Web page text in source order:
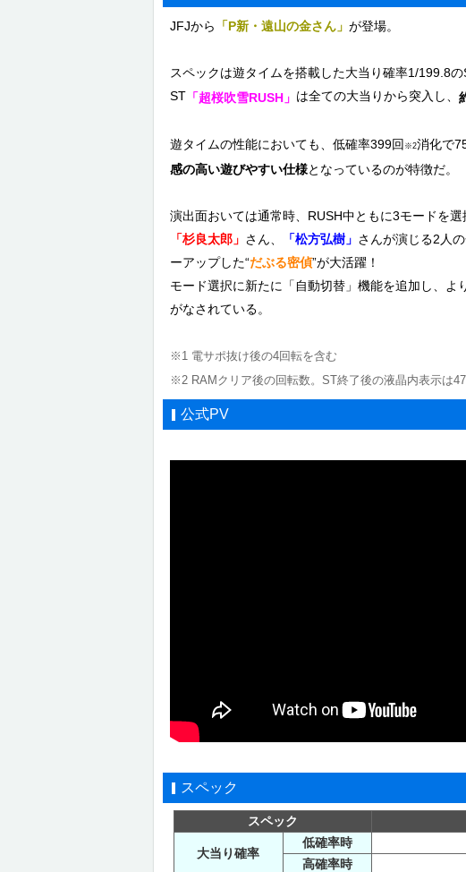
JFJから 「P新・遠山の金さん」 が登場。
スペックは遊タイムを搭載した大当り確率1/199.8
ST 「超桜吹雪RUSH」 は全ての大当りから突入し、
遊タイムの性能においても、低確率399回 ※2消化で
感の高い遊びやすい仕様となっているのが特徴だ。
演出面おいては通常時、RUSH中ともに3モードを選
「杉良太郎」 さん、 「松方弘樹」 さんが演じる2人
ーアップした“だぶる密偵”が大活躍！
モード選択に新たに「自動切替」機能を追加し、よ
がなされている。
※1 電サポ抜け後の4回転を含む
※2 RAMクリア後の回転数。ST終了後の液晶内表示は
公式PV
スペック
スペック
大当り確率
低確率時
高確率時